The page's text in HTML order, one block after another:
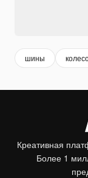
шины
Креативная
Более 1